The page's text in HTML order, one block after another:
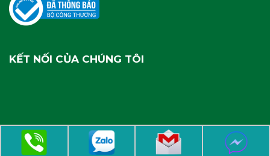
KẾT NỐI CỦA CHÚNG TÔI
Copyright 2026 © gonhuathanhcong.com